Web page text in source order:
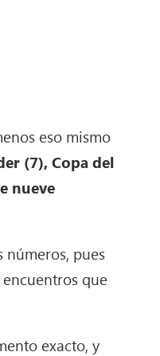
eso mismo
(7), Copa del
nueve
números, pues
que
exacto, y